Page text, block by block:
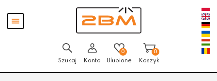
Pokaż
menu
Szukaj Konto
0
Ulubione
0
Koszyk